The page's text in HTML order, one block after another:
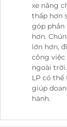
xe nâng
thấp hơn
góp phần
hơn.
lớn hơn,
công việc
ngoài
LP có thể
giúp
hành.